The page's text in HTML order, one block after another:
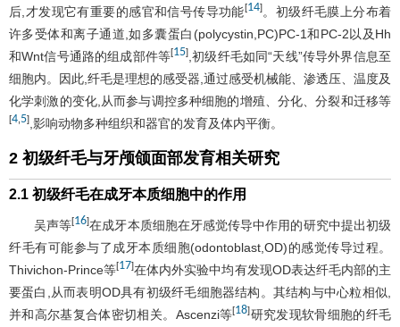
后,才发现它有重要的感官和信号传导功能[14]。初级纤毛膜上分布着
许多受体和离子通道,如多囊蛋白(polycystin,PC)PC-1和PC-2以及Hh
和Wnt信号通路的组成部件等[15] ,初级纤毛如同“天线”传导外界信息至
细胞内。因此,纤毛是理想的感受器,通过感受机械能、渗透压、温度及
化学刺激的变化,从而参与调控多种细胞的增殖、分化、分裂和迁移等
[4,5] ,影响动物多种组织和器官的发育及体内平衡。
2 初级纤毛与牙颅颌面部发育相关研究
2.1 初级纤毛在成牙本质细胞中的作用
吴声等[16]在成牙本质细胞在牙感觉传导中作用的研究中提出初级
纤毛有可能参与了成牙本质细胞(odontoblast,OD)的感觉传导过程。
Thivichon-Prince等[17]在体内外实验中均有发现OD表达纤毛内部的主
要蛋白,从而表明OD具有初级纤毛细胞器结构。其结构与中心粒相似,
并和高尔基复合体密切相关。Ascenzi等[18]研究发现软骨细胞的纤毛